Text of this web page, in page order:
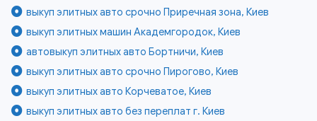
выкуп элитных авто срочно Приречная зона, Киев
выкуп элитных машин Академгородок, Киев
автовыкуп элитных авто Бортничи, Киев
выкуп элитных авто срочно Пирогово, Киев
выкуп элитных авто Корчеватое, Киев
выкуп элитных авто без переплат г. Киев